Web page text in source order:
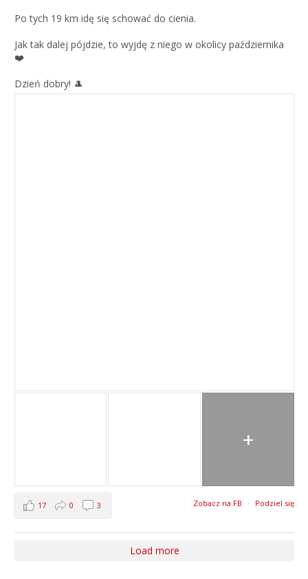
Po tych 19 km idę się schować do cienia.
Jak tak dalej pójdzie, to wyjdę z niego w okolicy października
❤️
Dzień dobry! 🎩
+
Zobacz na FB · Podziel się
17 0 3
Load more